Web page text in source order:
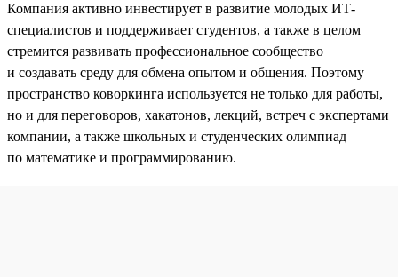
Компания активно инвестирует в развитие молодых ИТ-
специалистов и поддерживает студентов, а также в целом
стремится развивать профессиональное сообщество
и создавать среду для обмена опытом и общения. Поэтому
пространство коворкинга используется не только для работы,
но и для переговоров, хакатонов, лекций, встреч с экспертами
компании, а также школьных и студенческих олимпиад
по математике и программированию.